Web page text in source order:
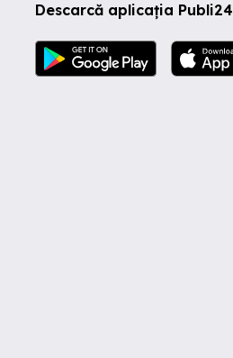
Descarcă aplicația Publi24